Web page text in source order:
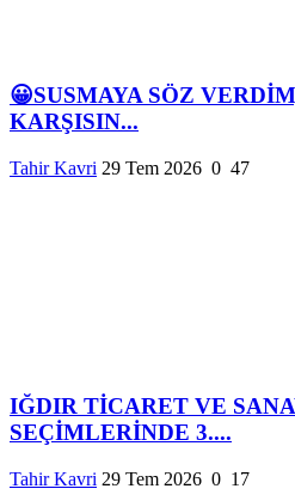
😀SUSMAYA SÖZ
KARŞISIN...
Tahir Kavri 29 Tem 2026 0 47
IĞDIR TİCARET VE
SEÇİMLERİNDE 3....
Tahir Kavri 29 Tem 2026 0 17